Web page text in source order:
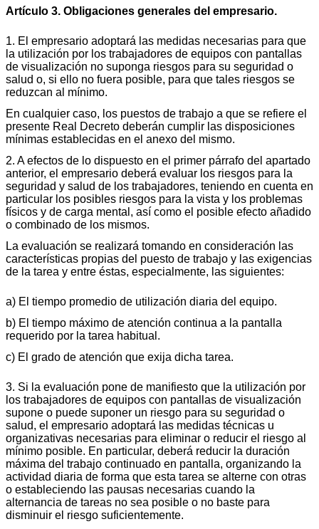
Artículo 3. Obligaciones generales del empresario.
1. El empresario adoptará las medidas necesarias para que
la utilización por los trabajadores de equipos con pantallas
de visualización no suponga riesgos para su seguridad o
salud o, si ello no fuera posible, para que tales riesgos se
reduzcan al mínimo.
En cualquier caso, los puestos de trabajo a que se refiere el
presente Real Decreto deberán cumplir las disposiciones
mínimas establecidas en el anexo del mismo.
2. A efectos de lo dispuesto en el primer párrafo del apartado
anterior, el empresario deberá evaluar los riesgos para la
seguridad y salud de los trabajadores, teniendo en cuenta en
particular los posibles riesgos para la vista y los problemas
físicos y de carga mental, así como el posible efecto añadido
o combinado de los mismos.
La evaluación se realizará tomando en consideración las
características propias del puesto de trabajo y las exigencias
de la tarea y entre éstas, especialmente, las siguientes:
a) El tiempo promedio de utilización diaria del equipo.
b) El tiempo máximo de atención continua a la pantalla
requerido por la tarea habitual.
c) El grado de atención que exija dicha tarea.
3. Si la evaluación pone de manifiesto que la utilización por
los trabajadores de equipos con pantallas de visualización
supone o puede suponer un riesgo para su seguridad o
salud, el empresario adoptará las medidas técnicas u
organizativas necesarias para eliminar o reducir el riesgo al
mínimo posible. En particular, deberá reducir la duración
máxima del trabajo continuado en pantalla, organizando la
actividad diaria de forma que esta tarea se alterne con otras
o estableciendo las pausas necesarias cuando la
alternancia de tareas no sea posible o no baste para
disminuir el riesgo suficientemente.